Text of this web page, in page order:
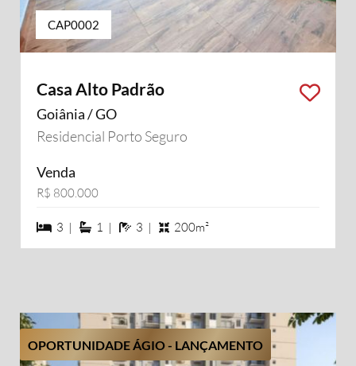
CAP0002
Casa Alto Padrão
Goiânia / GO
Residencial Porto Seguro
Venda
R$ 800.000
3 dormiórios
3 | 1 suítes
1 | 3 banheiros
3 | 200m²
OPORTUNIDADE ÁGIO - LANÇAMENTO